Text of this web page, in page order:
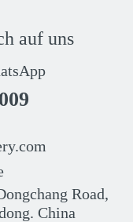
auf uns
Road,
China